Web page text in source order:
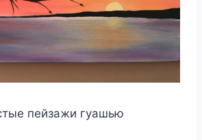
пейзажи гуашью